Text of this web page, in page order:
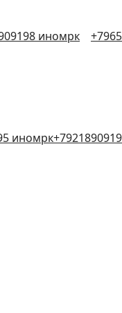
иномрк
иномрк